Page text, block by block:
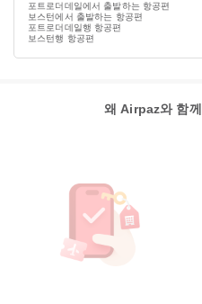
포트로더데일에서 출발하는 항공편
보스턴에서 출발하는 항공편
포트로더데일행 항공편
보스턴행 항공편
왜 Airpaz와 함